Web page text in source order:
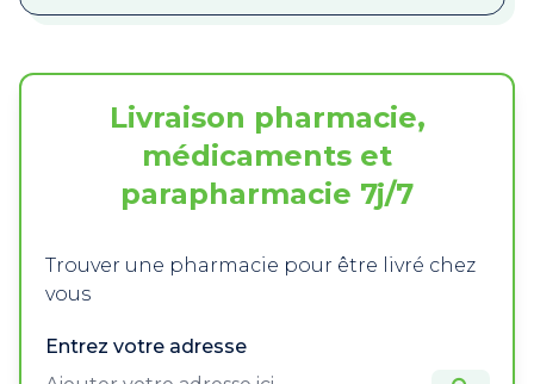
Livraison pharmacie,
médicaments et
parapharmacie 7j/7
Trouver une pharmacie pour être livré chez
vous
Entrez votre adresse